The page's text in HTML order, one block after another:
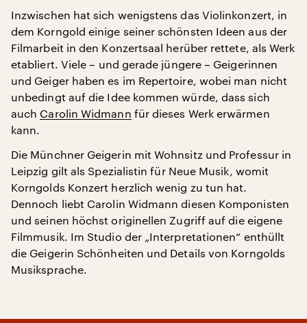
Inzwischen hat sich wenigstens das Violinkonzert, in
dem Korngold einige seiner schönsten Ideen aus der
Filmarbeit in den Konzertsaal herüber rettete, als Werk
etabliert. Viele – und gerade jüngere – Geigerinnen
und Geiger haben es im Repertoire, wobei man nicht
unbedingt auf die Idee kommen würde, dass sich
auch Carolin Widmann für dieses Werk erwärmen
kann.
Die Münchner Geigerin mit Wohnsitz und Professur in
Leipzig gilt als Spezialistin für Neue Musik, womit
Korngolds Konzert herzlich wenig zu tun hat.
Dennoch liebt Carolin Widmann diesen Komponisten
und seinen höchst originellen Zugriff auf die eigene
Filmmusik. Im Studio der „Interpretationen“ enthüllt
die Geigerin Schönheiten und Details von Korngolds
Musiksprache.